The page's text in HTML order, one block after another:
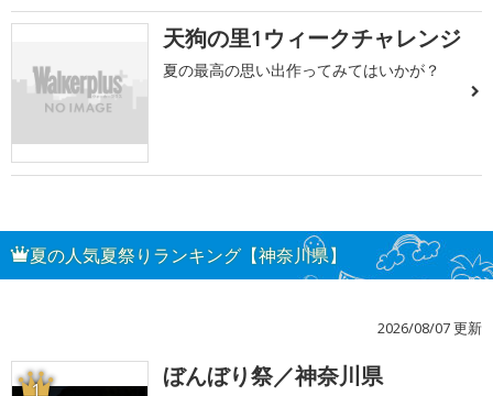
天狗の里1ウィークチャレンジ
夏の最高の思い出作ってみてはいかが？
夏の人気夏祭りランキング【神奈川県】
2026/08/07 更新
1 ぼんぼり祭／神奈川県